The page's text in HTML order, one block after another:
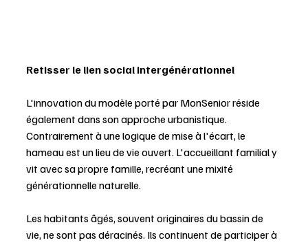
Retisser le lien social intergénérationnel
L'innovation du modèle porté par MonSenior réside
également dans son approche urbanistique.
Contrairement à une logique de mise à l'écart, le
hameau est un lieu de vie ouvert. L'accueillant familial y
vit avec sa propre famille, recréant une mixité
générationnelle naturelle.
Les habitants âgés, souvent originaires du bassin de
vie, ne sont pas déracinés. Ils continuent de participer à